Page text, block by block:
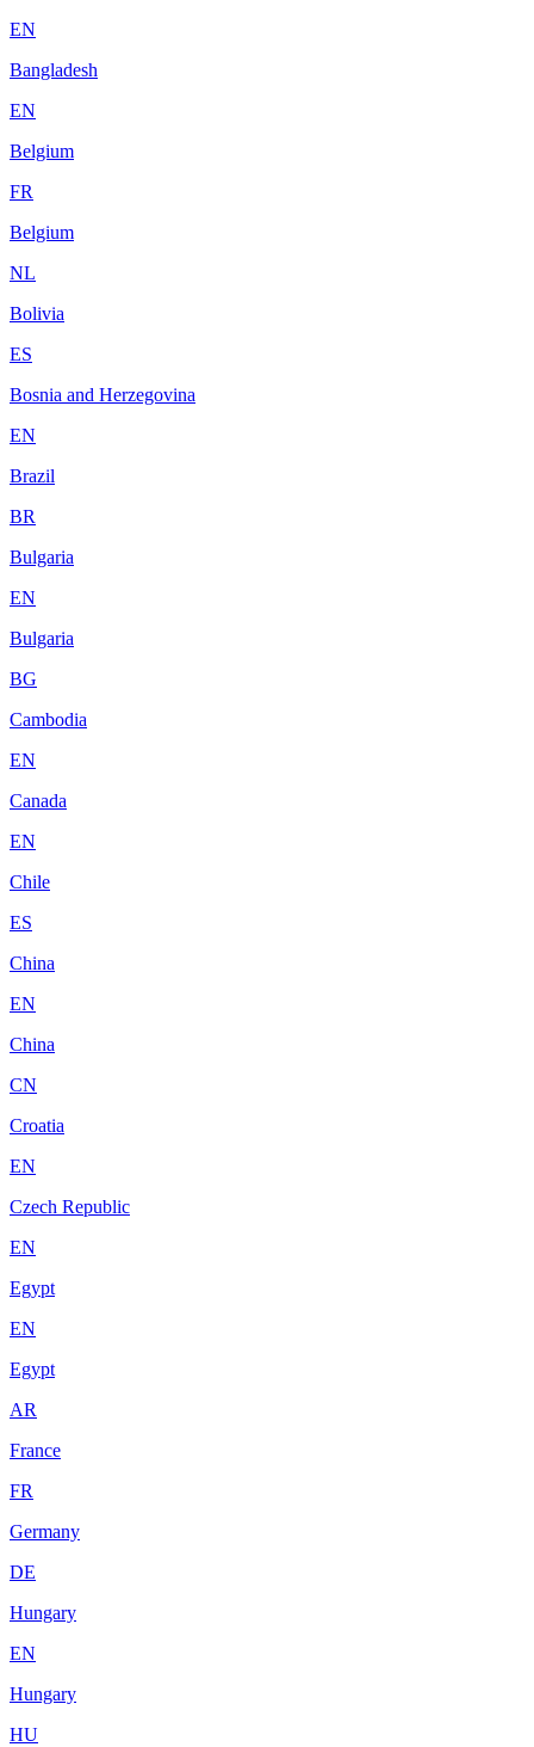
EN
Bangladesh
EN
Belgium
FR
Belgium
NL
Bolivia
ES
Bosnia and Herzegovina
EN
Brazil
BR
Bulgaria
EN
Bulgaria
BG
Cambodia
EN
Canada
EN
Chile
ES
China
EN
China
CN
Croatia
EN
Czech Republic
EN
Egypt
EN
Egypt
AR
France
FR
Germany
DE
Hungary
EN
Hungary
HU